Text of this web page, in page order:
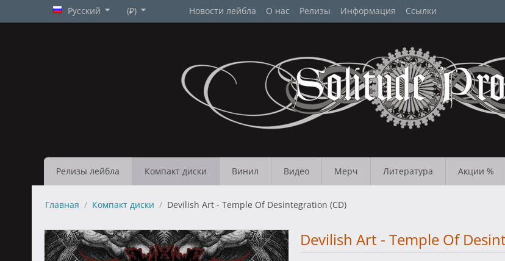
Русский (₽) Новости лейбла О нас Релизы Информация Ссылки
Релизы лейбла Компакт диски Винил Видео Мерч Литература Акции %
Главная / Компакт диски / Devilish Art - Temple Of Desintegration (CD)
Devilish Art - Temple Of